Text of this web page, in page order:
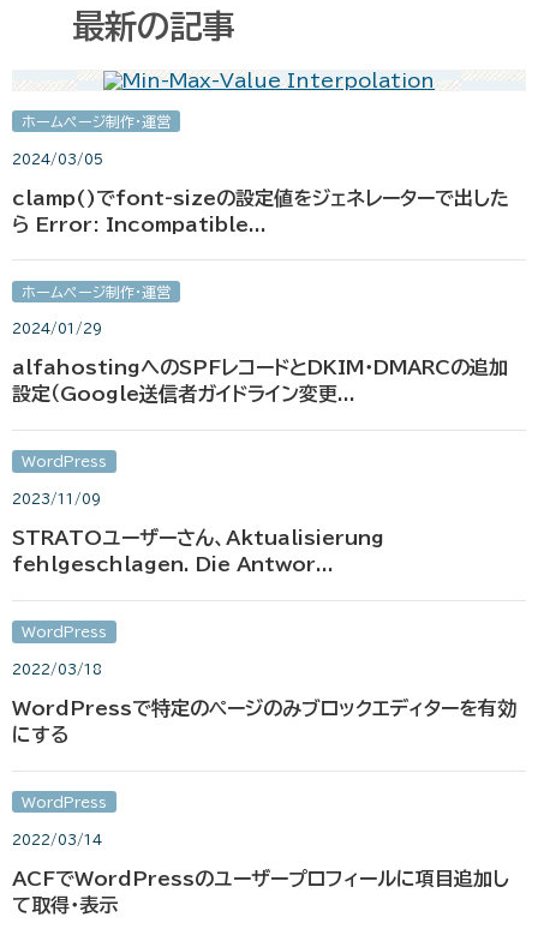
最新の記事
ホームページ制作・運営
2024/03/05
clamp()でfont-sizeの設定値をジェネレーターで出した
ら Error: Incompatible...
ホームページ制作・運営
2024/01/29
alfahostingへのSPFレコードとDKIM・DMARCの追加
設定（Google送信者ガイドライン変更...
WordPress
2023/11/09
STRATOユーザーさん、Aktualisierung
fehlgeschlagen. Die Antwor...
WordPress
2022/03/18
WordPressで特定のページのみブロックエディターを有効
にする
WordPress
2022/03/14
ACFでWordPressのユーザープロフィールに項目追加し
て取得・表示